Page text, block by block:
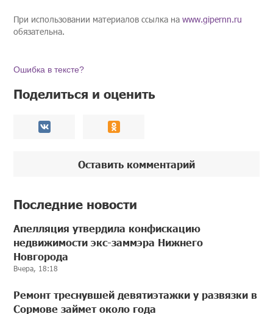
При использовании материалов ссылка наwww.gipernn.ru
обязательна.
Ошибка в тексте?
Поделиться и оценить
Оставить комментарий
Последние новости
Апелляция утвердила конфискацию
недвижимости экс-заммэра Нижнего
Новгорода
Вчера, 18:18
Ремонт треснувшей девятиэтажки у развязки в
Сормове займет около года